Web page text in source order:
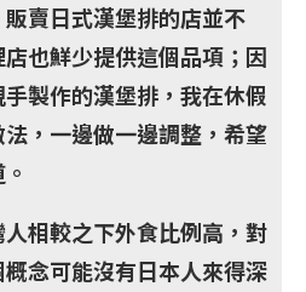
賣日式漢堡排的店並不
也鮮少提供這個品項；因
製作的漢堡排，我在休假
，一邊做一邊調整，希望
相較之下外食比例高，對
念可能沒有日本人來得深